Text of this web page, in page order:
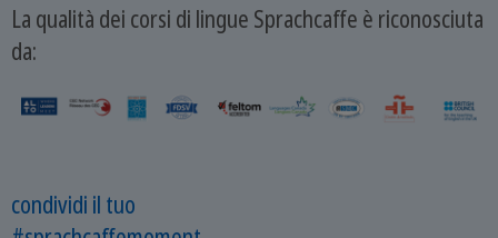
La qualità dei corsi di lingue Sprachcaffe è riconosciuta
da:
condividi il tuo